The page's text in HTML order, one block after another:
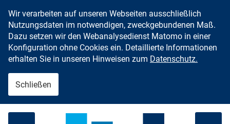
Zum Inhalt springen
Wir verarbeiten auf unseren Webseiten ausschließlich
Nutzungsdaten im notwendigen, zweckgebundenen Maß.
Dazu setzen wir den Webanalysedienst Matomo in einer
Konfiguration ohne Cookies ein. Detaillierte Informationen
erhalten Sie in unseren Hinweisen zum Datenschutz.
Schließen